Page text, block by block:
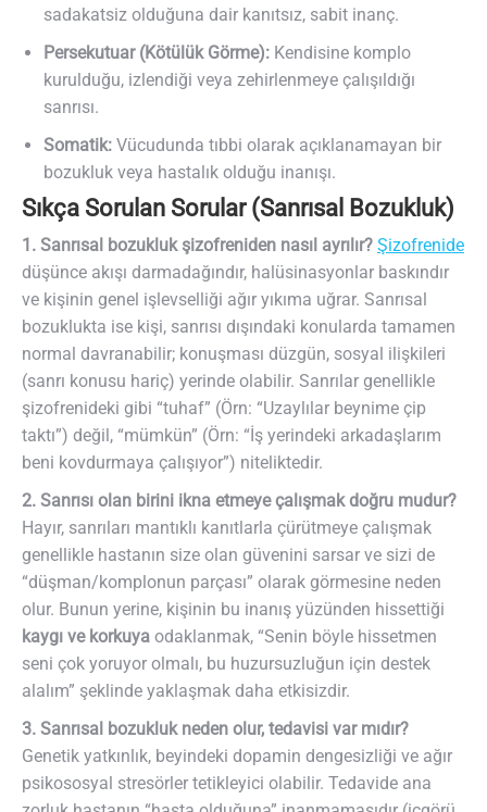
sadakatsiz olduğuna dair kanıtsız, sabit inanç.
Persekutuar (Kötülük Görme): Kendisine komplo
kurulduğu, izlendiği veya zehirlenmeye çalışıldığı
sanrısı.
Somatik: Vücudunda tıbbi olarak açıklanamayan bir
bozukluk veya hastalık olduğu inanışı.
Sıkça Sorulan Sorular (Sanrısal Bozukluk)
1. Sanrısal bozukluk şizofreniden nasıl ayrılır? Şizofrenide
düşünce akışı darmadağındır, halüsinasyonlar baskındır
ve kişinin genel işlevselliği ağır yıkıma uğrar. Sanrısal
bozuklukta ise kişi, sanrısı dışındaki konularda tamamen
normal davranabilir; konuşması düzgün, sosyal ilişkileri
(sanrı konusu hariç) yerinde olabilir. Sanrılar genellikle
şizofrenideki gibi “tuhaf” (Örn: “Uzaylılar beynime çip
taktı”) değil, “mümkün” (Örn: “İş yerindeki arkadaşlarım
beni kovdurmaya çalışıyor”) niteliktedir.
2. Sanrısı olan birini ikna etmeye çalışmak doğru mudur?
Hayır, sanrıları mantıklı kanıtlarla çürütmeye çalışmak
genellikle hastanın size olan güvenini sarsar ve sizi de
“düşman/komplonun parçası” olarak görmesine neden
olur. Bunun yerine, kişinin bu inanış yüzünden hissettiği
kaygı ve korkuya odaklanmak, “Senin böyle hissetmen
seni çok yoruyor olmalı, bu huzursuzluğun için destek
alalım” şeklinde yaklaşmak daha etkisizdir.
3. Sanrısal bozukluk neden olur, tedavisi var mıdır?
Genetik yatkınlık, beyindeki dopamin dengesizliği ve ağır
psikososyal stresörler tetikleyici olabilir. Tedavide ana